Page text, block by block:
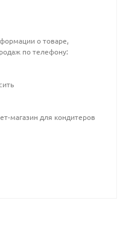
о товаре,
по телефону:
магазин для кондитеров